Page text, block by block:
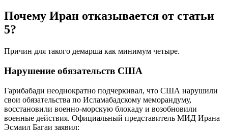
Почему Иран отказывается от статьи
5?
Причин для такого демарша как минимум четыре.
Нарушение обязательств США
Гарибабади неоднократно подчеркивал, что США нарушили
свои обязательства по Исламабадскому меморандуму,
восстановили военно-морскую блокаду и возобновили
военные действия. Официальный представитель МИД Ирана
Эсмаил Багаи заявил: